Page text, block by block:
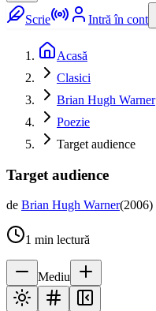
Scrie Intră în cont
Acasă
Clasici
Brian Hugh Warner
Poezie
Target audience
Target audience
de Brian Hugh Warner(2006)
1 min lectură
Mediu